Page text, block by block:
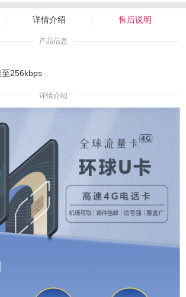
详情介绍 售后说明
产品信息
至256kbps
详情介绍